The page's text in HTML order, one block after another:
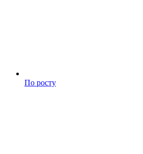
По росту